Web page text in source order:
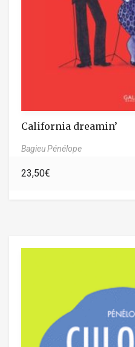
California dreamin’
Bagieu Pénélope
23,50€